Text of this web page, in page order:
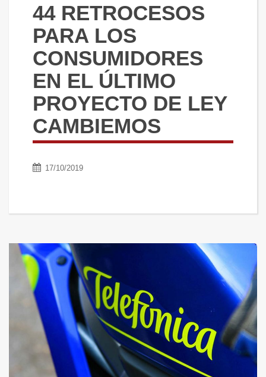
44 RETROCESOS
PARA LOS
CONSUMIDORES
EN EL ÚLTIMO
PROYECTO DE LEY
CAMBIEMOS
17/10/2019